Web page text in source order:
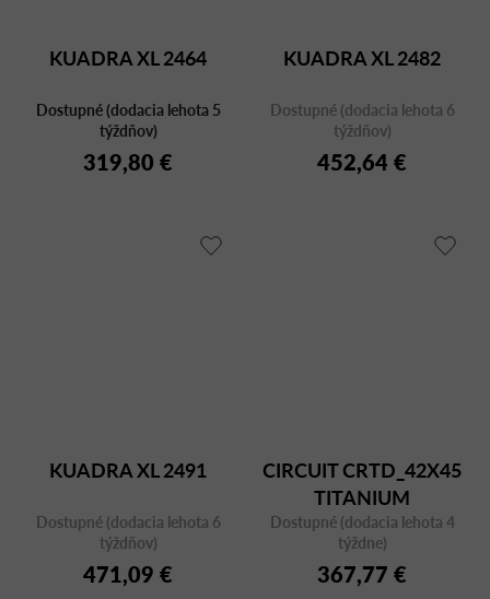
KUADRA XL 2464
Dostupné (dodacia lehota 5
týždňov)
319,80 €
KUADRA XL 2482
Dostupné (dodacia lehota 6
týždňov)
452,64 €
KUADRA XL 2491
Dostupné (dodacia lehota 6
týždňov)
471,09 €
CIRCUIT CRTD_42X45
TITANIUM
Dostupné (dodacia lehota 4
týždne)
367,77 €